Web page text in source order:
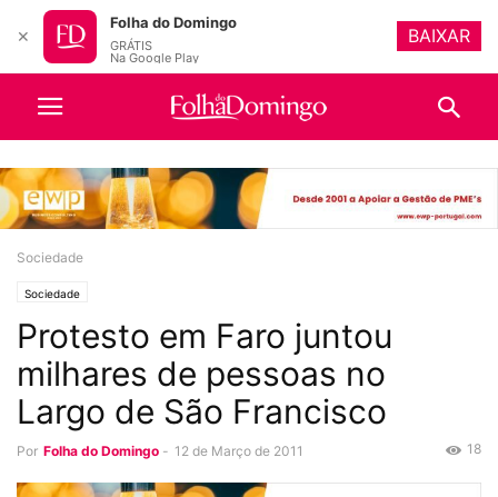
Sociedade
Sociedade
Protesto em Faro juntou
milhares de pessoas no
Largo de São Francisco
Por Folha do Domingo - 12 de Março de 2011 18
✕
Folha do Domingo
GRÁTIS
Na Google Play
BAIXAR